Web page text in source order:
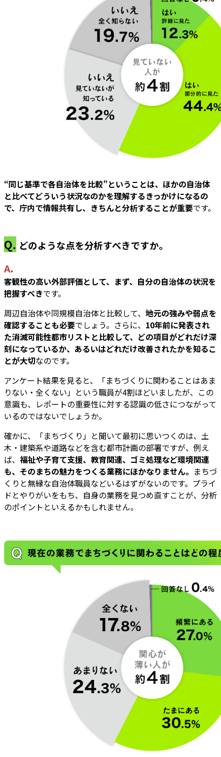
“同じ基準で各自治体を比較”ということは、ほかの自治体
と比べてどういう状況なのかを理解するきっかけになるの
で、庁内で情報共有し、きちんと分析することが重要です。
Q. どのような点を分析すべきですか。
A.
客観性の高い外部評価として、まず、自分の自治体の状況を
把握すべきです。
周辺自治体や同規模自治体と比較して、 地元の強みや弱点を
確認することも必要でしょう。さらに、 10年前に発表され
た消滅可能性都市リストと比較して、どの項目がどれだけ深
刻になっているか、あるいはどれだけ改善されたかを知るこ
とが大切なのです。
アンケート結果を見ると、「まちづくりに関わることはあま
りない・全くない」という職員が4割ほどいましたが、この
意識も、レポートの重要性に対する認識の低さにつながって
いるのではないでしょうか。
確かに、「まちづくり」と聞いて最初に思いつくのは、土
木・建築系や道路などを含む都市計画の部署ですが、例え
ば、 福祉や子育て支援、教育関連、ゴミ処理など環境関連
も、そのまちの魅力をつくる業務にほかなりません。 まちづ
くりと無縁な自治体職員などいるはずがないのです。プライ
ドとやりがいをもち、自身の業務を見つめ直すことが、分析
のポイントといえるかもしれません。